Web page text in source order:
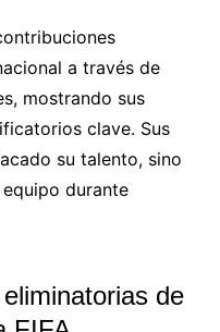
a través de
mostrando sus
clave. Sus
su talento, sino
durante
de